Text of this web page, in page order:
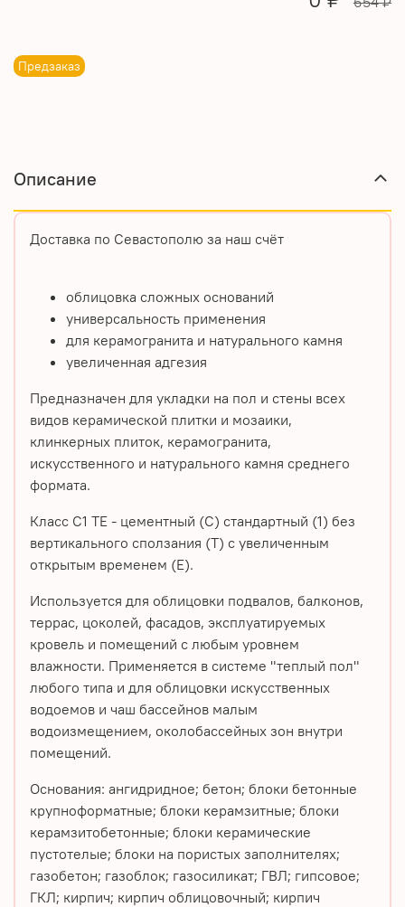
Предзаказ
Описание
Доставка по Севастополю за наш счёт
облицовка сложных оснований
универсальность применения
для керамогранита и натурального камня
увеличенная адгезия
Предназначен для укладки на пол и стены всех
видов керамической плитки и мозаики,
клинкерных плиток, керамогранита,
искусственного и натурального камня среднего
формата.
Класс С1 ТЕ - цементный (С) стандартный (1) без
вертикального сползания (Т) с увеличенным
открытым временем (Е).
Используется для облицовки подвалов, балконов,
террас, цоколей, фасадов, эксплуатируемых
кровель и помещений с любым уровнем
влажности. Применяется в системе "теплый пол"
любого типа и для облицовки искусственных
водоемов и чаш бассейнов малым
водоизмещением, околобассейных зон внутри
помещений.
Основания: ангидридное; бетон; блоки бетонные
крупноформатные; блоки керамзитные; блоки
керамзитобетонные; блоки керамические
пустотелые; блоки на пористых заполнителях;
газобетон; газоблок; газосиликат; ГВЛ; гипсовое;
ГКЛ; кирпич; кирпич облицовочный; кирпич